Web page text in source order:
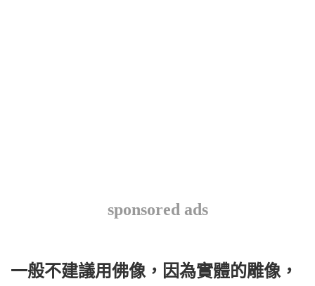
sponsored ads
一般不建議用佛像，因為實體的雕像，